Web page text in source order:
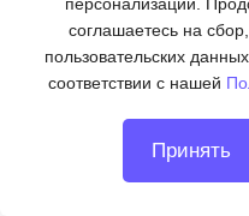
− +
соглашаетесь на
пользовательских
соответствии с нашей
Принять